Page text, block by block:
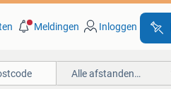
Meldingen Inloggen
Alle afstanden…